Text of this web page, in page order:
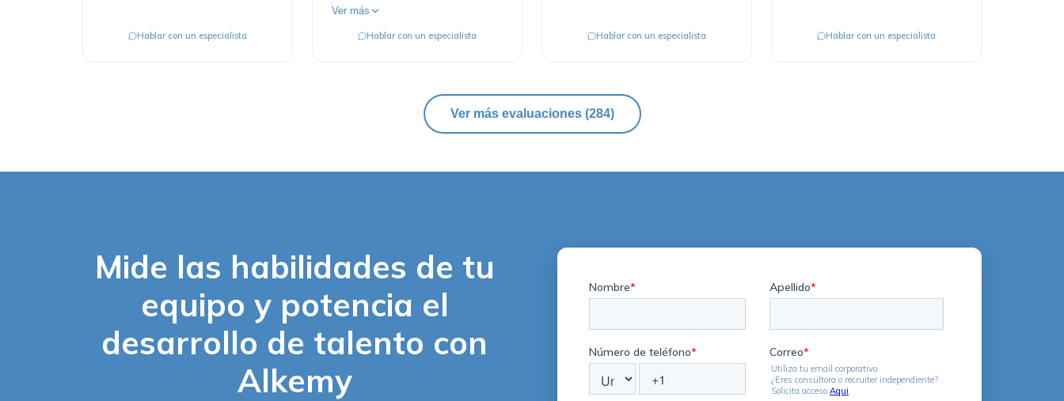
Hablar con un especialista
al logro de objetivos comunes.
Ver más
Hablar con un especialista Hablar con un especialista Hablar con un especialista
Ver más evaluaciones(284)
Mide las habilidades de tu
equipo y potencia el
desarrollo de talento con
Alkemy